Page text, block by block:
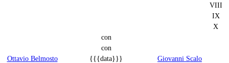
VIII
IX
X
con
con
Ottavio Belmosto
{{{data}}} Giovanni Scalo